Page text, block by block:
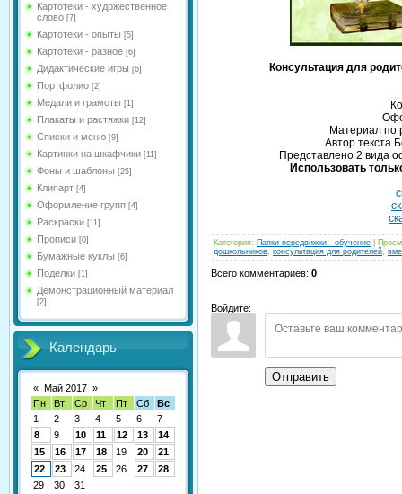
Картотеки - художественное
слово [7]
Картотеки - опыты [5]
Картотеки - разное [6]
Дидактические игры [6]
Портфолио [2]
Медали и грамоты [1]
Плакаты и растяжки [12]
Списки и меню [9]
Картинки на шкафчики [11]
Фоны и шаблоны [25]
Клипарт [4]
Оформление групп [4]
Раскраски [11]
Прописи [0]
Бумажные куклы [6]
Поделки [1]
Демонстрационный материал
[2]
Календарь
« Май 2017 »
Пн
Вт Ср Чт Пт Сб
Вс
1
2 3 4 5 6
7
8
9 10 11 12 13
14
15
16 17 18 19 20
21
22
23 24 25 26 27
28
29
30 31
Консультация для
Материал по
Автор текста
Представлено 2 вида
Использовать
Категория: Папки-передвижки - обучение
дошкольников, консультация для родителей,
Всего комментариев: 0
Войдите:
Отправить